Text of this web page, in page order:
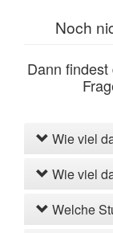
Noch
Dann
Wie viel
Wie viel
Welche